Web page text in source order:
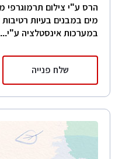
הרס ע"י צילום תרמוגרפי
מים במבנים בעיות רטיבות
במערכות אינסטלציה ע"י...
שלח פנייה